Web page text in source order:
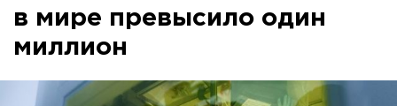
в мире превысило один
миллион